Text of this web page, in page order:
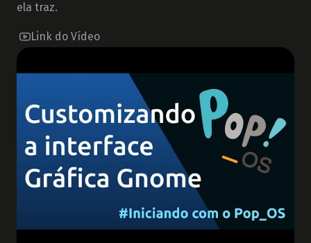
ela traz.
Link do Vídeo